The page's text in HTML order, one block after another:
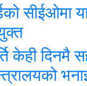
सीईओमा
केही दिनमै